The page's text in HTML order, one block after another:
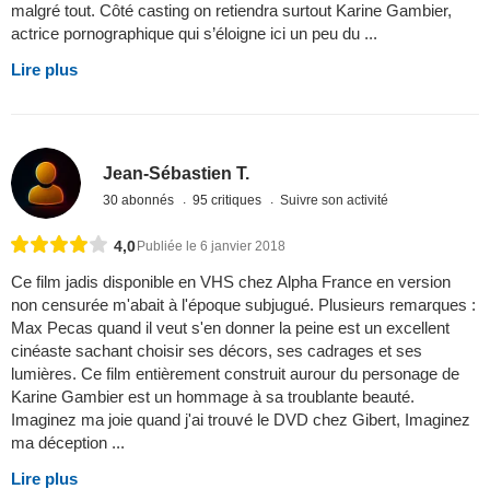
malgré tout. Côté casting on retiendra surtout Karine Gambier,
actrice pornographique qui s’éloigne ici un peu du ...
Lire plus
Jean-Sébastien T.
30 abonnés 95 critiques Suivre son activité
4,0Publiée le 6 janvier 2018
Ce film jadis disponible en VHS chez Alpha France en version
non censurée m'abait à l'époque subjugué. Plusieurs remarques :
Max Pecas quand il veut s'en donner la peine est un excellent
cinéaste sachant choisir ses décors, ses cadrages et ses
lumières. Ce film entièrement construit aurour du personage de
Karine Gambier est un hommage à sa troublante beauté.
Imaginez ma joie quand j'ai trouvé le DVD chez Gibert, Imaginez
ma déception ...
Lire plus